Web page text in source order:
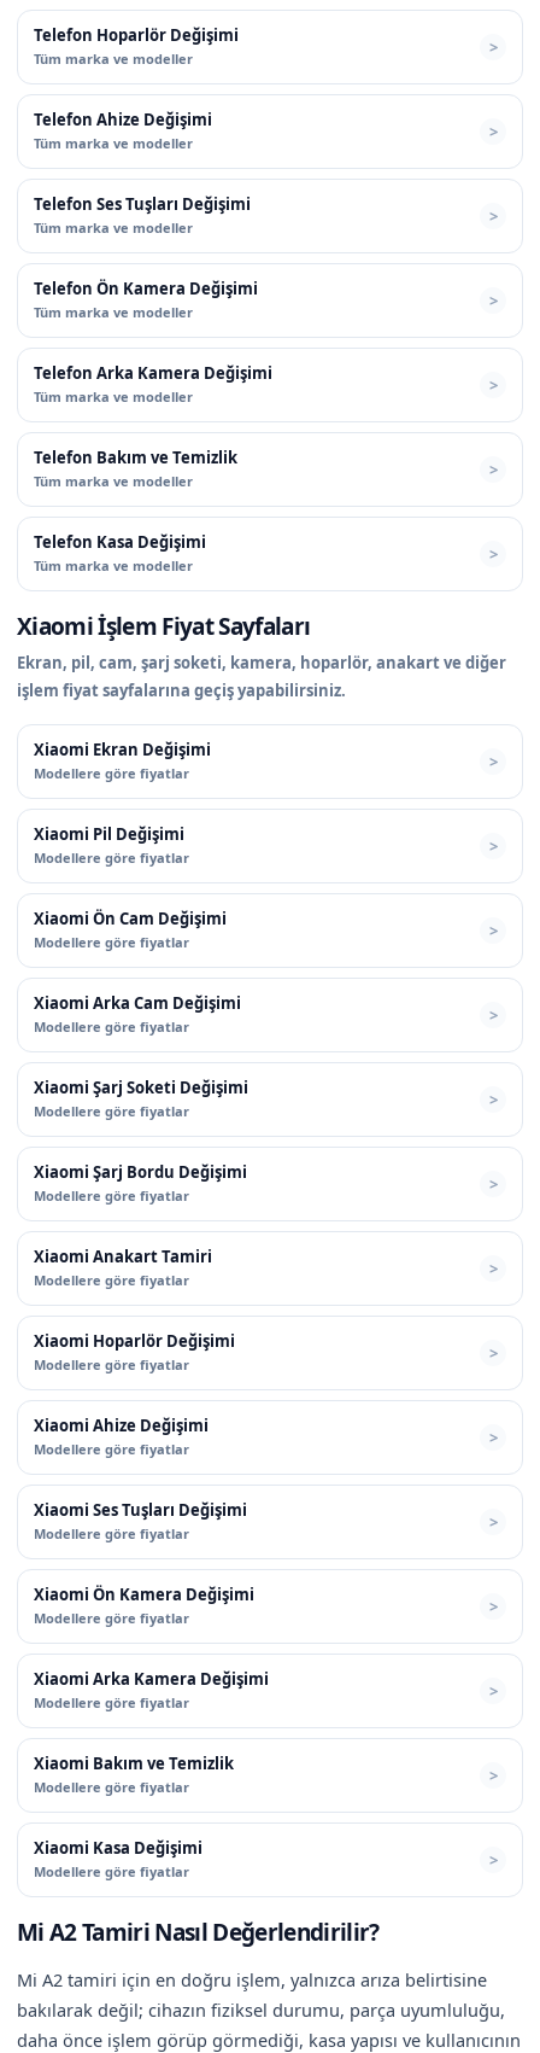
Telefon Hoparlör Değişimi
Tüm marka ve modeller
Telefon Ahize Değişimi
Tüm marka ve modeller
Telefon Ses Tuşları Değişimi
Tüm marka ve modeller
Telefon Ön Kamera Değişimi
Tüm marka ve modeller
Telefon Arka Kamera Değişimi
Tüm marka ve modeller
Telefon Bakım ve Temizlik
Tüm marka ve modeller
Telefon Kasa Değişimi
Tüm marka ve modeller
Xiaomi İşlem Fiyat Sayfaları
Ekran, pil, cam, şarj soketi, kamera, hoparlör, anakart ve diğer
işlem fiyat sayfalarına geçiş yapabilirsiniz.
Xiaomi Ekran Değişimi
Modellere göre fiyatlar
Xiaomi Pil Değişimi
Modellere göre fiyatlar
Xiaomi Ön Cam Değişimi
Modellere göre fiyatlar
Xiaomi Arka Cam Değişimi
Modellere göre fiyatlar
Xiaomi Şarj Soketi Değişimi
Modellere göre fiyatlar
Xiaomi Şarj Bordu Değişimi
Modellere göre fiyatlar
Xiaomi Anakart Tamiri
Modellere göre fiyatlar
Xiaomi Hoparlör Değişimi
Modellere göre fiyatlar
Xiaomi Ahize Değişimi
Modellere göre fiyatlar
Xiaomi Ses Tuşları Değişimi
Modellere göre fiyatlar
Xiaomi Ön Kamera Değişimi
Modellere göre fiyatlar
Xiaomi Arka Kamera Değişimi
Modellere göre fiyatlar
Xiaomi Bakım ve Temizlik
Modellere göre fiyatlar
Xiaomi Kasa Değişimi
Modellere göre fiyatlar
Mi A2 Tamiri Nasıl Değerlendirilir?
Mi A2 tamiri için en doğru işlem, yalnızca arıza belirtisine
bakılarak değil; cihazın fiziksel durumu, parça uyumluluğu,
daha önce işlem görüp görmediği, kasa yapısı ve kullanıcının